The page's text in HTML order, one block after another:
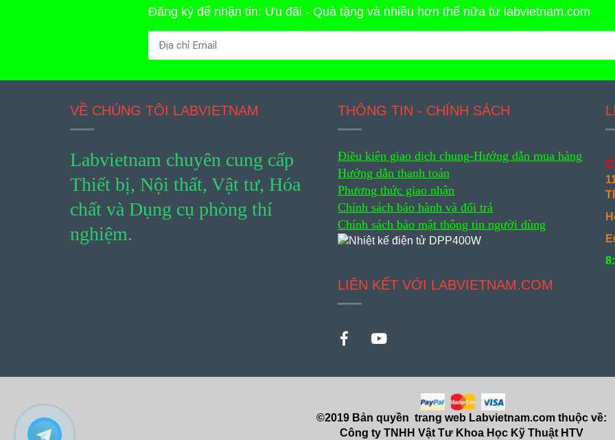
Đăng ký để nhận tin: Ưu đãi - Quà tặng và nhiều hơn thế nữa từ labvietnam.com
VỀ CHÚNG TÔI LABVIETNAM
Labvietnam chuyên cung cấp
Thiết bị, Nội thất, Vật tư, Hóa
chất và Dụng cụ phòng thí
nghiệm.
THÔNG TIN - CHÍNH SÁCH
Điều kiện giao dịch chung-Hướng dẫn mua hàng
Hướng dẫn thanh toán
Phương thức giao nhận
Chính sách bảo hành và đổi trả
Chính sách bảo mật thông tin người dùng
LIÊN KẾT VỚI LABVIETNAM.COM
©2019 Bản quyền trang web Labvietnam.com thuộc về:
Công ty TNHH Vật Tư Khoa Học Kỹ Thuật HTV